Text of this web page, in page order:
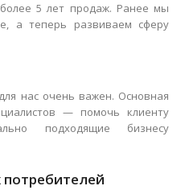
5 лет продаж. Ранее мы
а теперь развиваем сферу
нас очень важен. Основная
— помочь клиенту
подходящие бизнесу